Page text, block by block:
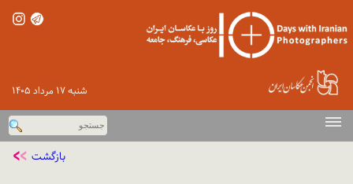
شنبه ۱۷ مرداد ۱۴۰۵
بازگشت